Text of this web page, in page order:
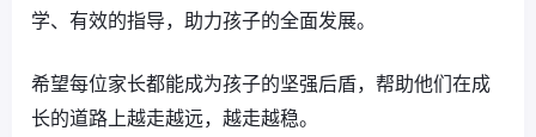
学、有效的指导，助力孩子的全面发展。
希望每位家长都能成为孩子的坚强后盾，帮助他们在成
长的道路上越走越远，越走越稳。